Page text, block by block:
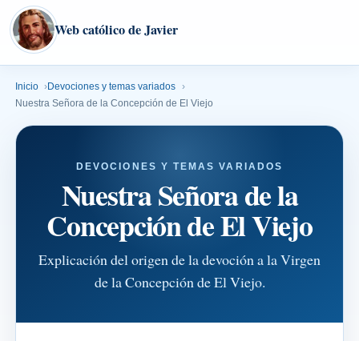
Web católico de Javier
Inicio
Devociones y temas variados
Nuestra Señora de la Concepción de El Viejo
DEVOCIONES Y TEMAS VARIADOS
Nuestra Señora de la
Concepción de El Viejo
Explicación del origen de la devoción a la Virgen
de la Concepción de El Viejo.